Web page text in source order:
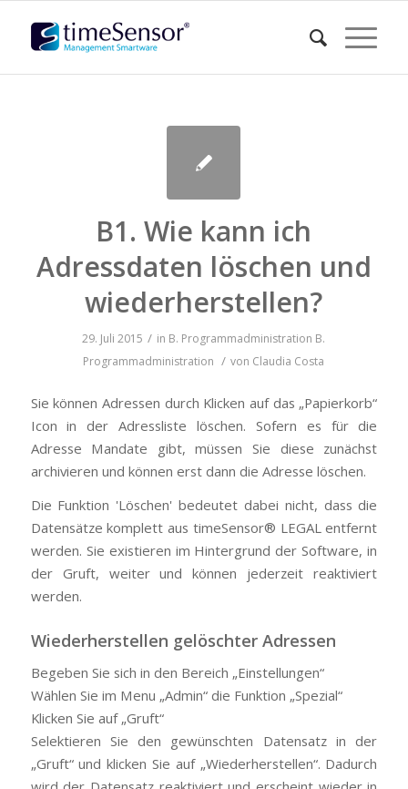
B1. Wie kann ich
Adressdaten löschen und
wiederherstellen?
29. Juli 2015 / in B. Programmadministration B.
Programmadministration / von Claudia Costa
Sie können Adressen durch Klicken auf das „Papierkorb“
Icon in der Adressliste löschen. Sofern es für die
Adresse Mandate gibt, müssen Sie diese zunächst
archivieren und können erst dann die Adresse löschen.
Die Funktion 'Löschen' bedeutet dabei nicht, dass die
Datensätze komplett aus timeSensor® LEGAL entfernt
werden. Sie existieren im Hintergrund der Software, in
der Gruft, weiter und können jederzeit reaktiviert
werden.
Wiederherstellen gelöschter Adressen
Begeben Sie sich in den Bereich „Einstellungen“
Wählen Sie im Menu „Admin“ die Funktion „Spezial“
Klicken Sie auf „Gruft“
Selektieren Sie den gewünschten Datensatz in der
„Gruft“ und klicken Sie auf „Wiederherstellen“. Dadurch